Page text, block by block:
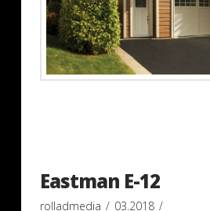
Eastman E-12
rolladmedia 03.2018